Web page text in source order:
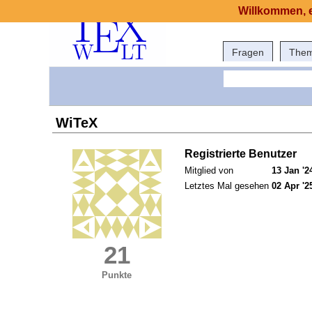
Fragen
WiTeX
21
Punkte
Registrierte Benutzer
Mitglied von
13 Jan
Letztes Mal gesehen 02 Apr
Willkommen,